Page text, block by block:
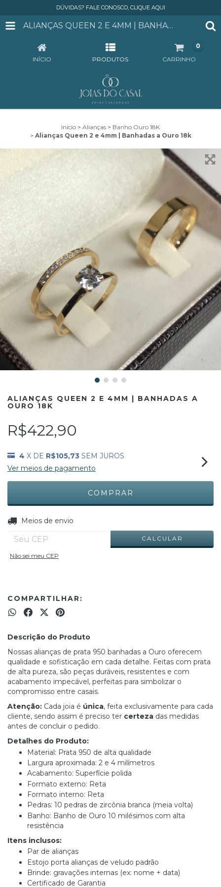
DÚVIDAS? FALE CONOSCO, CLIQUE AQUI
ALIANÇAS QUEEN 2 E 4MM | BANHADAS A OURO 18K
INÍCIO PRODUTOS CARRINHO
0
Início > Alianças > Banho Ouro 18K
> Alianças Queen 2 e 4mm | Banhadas a Ouro 18k
ALIANÇAS QUEEN 2 E 4MM | BANHADAS A
OURO 18K
R$422,90
4 X DE R$105,73 SEM JUROS
Ver meios de pagamento
Entregas para o CEP:
Meios de envio
CALCULAR
Não sei meu CEP
COMPARTILHAR:
Descrição do Produto
Nossas alianças de prata 950 banhadas a Ouro oferecem
qualidade e sofisticação em cada detalhe. Feitas com prata
de alta pureza, são peças duráveis, resistentes e com
acabamento impecável, perfeitas para simbolizar o
compromisso entre casais.
Atenção: Cada joia é única, feita exclusivamente para cada
cliente, sendo assim é preciso ter certeza das medidas
antes de concluir o pedido.
Detalhes do Produto:
Material: Prata 950 de alta qualidade
Largura aproximada: 2 e 4 milímetros
Acabamento: Superfície polida
Formato externo: Reta
Formato interno: Reta
Pedras: 10 pedras de zircônia branca (meia volta)
Banho: Banho de Ouro 10 milésimos com alta
resistência
Itens inclusos:
Par de alianças
Estojo porta alianças de veludo padrão
Brinde: gravações internas (ex: nome + data)
Certificado de Garantia